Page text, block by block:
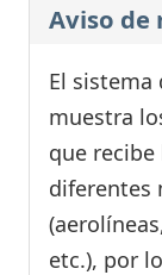
Aviso de
El sistema
muestra
que
diferentes
etc.), por